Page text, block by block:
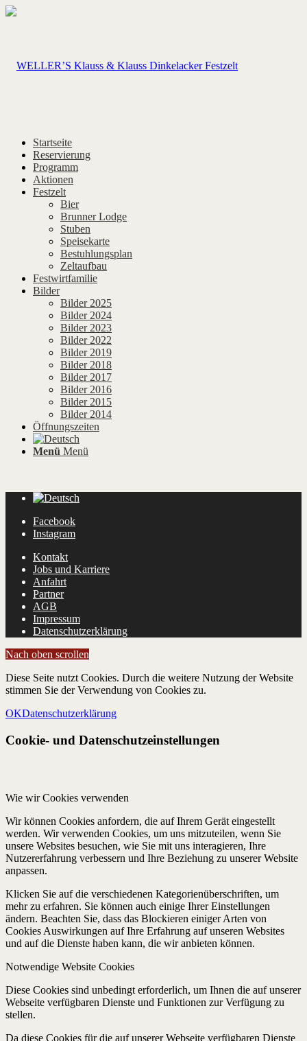
Startseite
Reservierung
Programm
Aktionen
Festzelt
Bier
Brunner Lodge
Stuben
Speisekarte
Bestuhlungsplan
Zeltaufbau
Festwirtfamilie
Bilder
Bilder 2025
Bilder 2024
Bilder 2023
Bilder 2022
Bilder 2019
Bilder 2018
Bilder 2017
Bilder 2016
Bilder 2015
Bilder 2014
Öffnungszeiten
Menü Menü
Facebook
Instagram
Kontakt
Jobs und Karriere
Anfahrt
Partner
AGB
Impressum
Datenschutzerklärung
Nach oben scrollen
Diese Seite nutzt Cookies. Durch die weitere Nutzung der Website
stimmen Sie der Verwendung von Cookies zu.
OKDatenschutzerklärung
Cookie- und Datenschutzeinstellungen
Wie wir Cookies verwenden
Wir können Cookies anfordern, die auf Ihrem Gerät eingestellt
werden. Wir verwenden Cookies, um uns mitzuteilen, wenn Sie
unsere Websites besuchen, wie Sie mit uns interagieren, Ihre
Nutzererfahrung verbessern und Ihre Beziehung zu unserer Website
anpassen.
Klicken Sie auf die verschiedenen Kategorienüberschriften, um
mehr zu erfahren. Sie können auch einige Ihrer Einstellungen
ändern. Beachten Sie, dass das Blockieren einiger Arten von
Cookies Auswirkungen auf Ihre Erfahrung auf unseren Websites
und auf die Dienste haben kann, die wir anbieten können.
Notwendige Website Cookies
Diese Cookies sind unbedingt erforderlich, um Ihnen die auf unserer
Webseite verfügbaren Dienste und Funktionen zur Verfügung zu
stellen.
Da diese Cookies für die auf unserer Webseite verfügbaren Dienste